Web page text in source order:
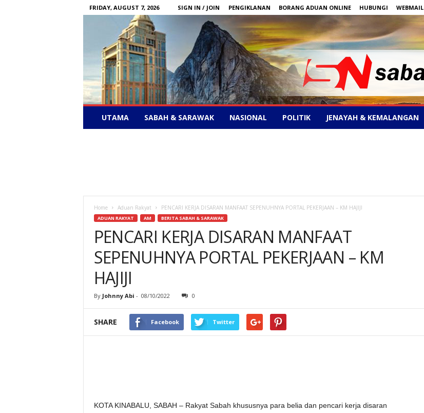
FRIDAY, AUGUST 7, 2026 SIGN IN / JOIN PENGIKLANAN BORANG ADUAN ONLINE HUBUNGI WEBMAIL
–
UTAMA SABAH & SARAWAK NASIONAL POLITIK JENAYAH & KEMALANGAN
Home Aduan Rakyat PENCARI KERJA DISARAN MANFAAT SEPENUHNYA PORTAL PEKERJAAN – KM HAJIJI
ADUAN RAKYAT AM BERITA SABAH & SARAWAK
PENCARI KERJA DISARAN MANFAAT
SEPENUHNYA PORTAL PEKERJAAN – KM
HAJIJI
By Johnny Abi - 08/10/2022 0
SHARE Facebook Twitter
KOTA KINABALU, SABAH – Rakyat Sabah khususnya para belia dan pencari kerja disaran